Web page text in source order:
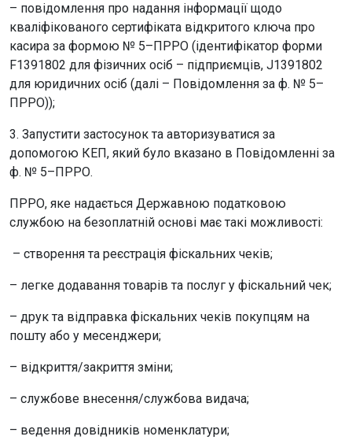
– повідомлення про надання інформації щодо
кваліфікованого сертифіката відкритого ключа про
касира за формою № 5–ПРРО (ідентифікатор форми
F1391802 для фізичних осіб – підприємців, J1391802
для юридичних осіб (далі – Повідомлення за ф. № 5–
ПРРО));
3. Запустити застосунок та авторизуватися за
допомогою КЕП, який було вказано в Повідомленні за
ф. № 5–ПРРО.
ПРРО, яке надається Державною податковою
службою на безоплатній основі має такі можливості:
– створення та реєстрація фіскальних чеків;
– легке додавання товарів та послуг у фіскальний чек;
– друк та відправка фіскальних чеків покупцям на
пошту або у месенджери;
– відкриття/закриття зміни;
– службове внесення/службова видача;
– ведення довідників номенклатури;